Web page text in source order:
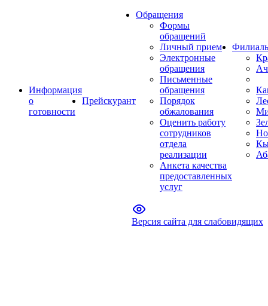
Информация
о
готовности
Прейскурант
Обращения
Формы
обращений
Личный прием
Электронные
обращения
Письменные
обращения
Порядок
обжалования
Оценить работу
сотрудников
отдела
реализации
Анкета качества
предоставленных
услуг
Версия сайта для слабовидящих